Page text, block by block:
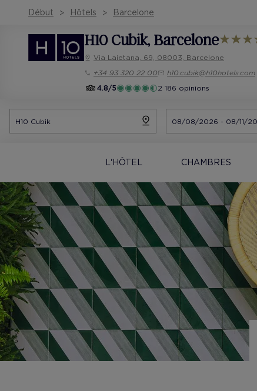
Début Hôtels Barcelone
H10 Cubik, Barcelone
Via Laietana, 69, 08003, Barcelone
+34 93 320 22 00
h10.cubik@h10hotels.com
4.8/5
2 186 opinions
L'HÔTEL CHAMBRES